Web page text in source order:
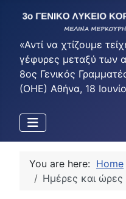
«Αντί να χτίζουμε
γέφυρες μεταξύ των
8ος Γενικός
(ΟΗΕ) Αθήνα, 18
You are here: Home
Ημέρες και ώρες